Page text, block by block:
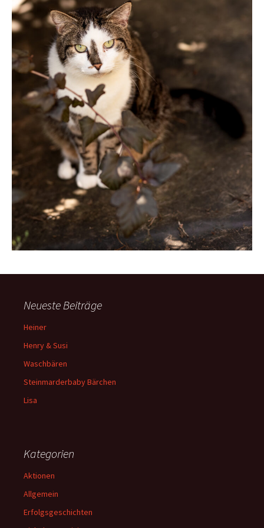
Neueste Beiträge
Heiner
Henry & Susi
Waschbären
Steinmarderbaby Bärchen
Lisa
Kategorien
Aktionen
Allgemein
Erfolgsgeschichten